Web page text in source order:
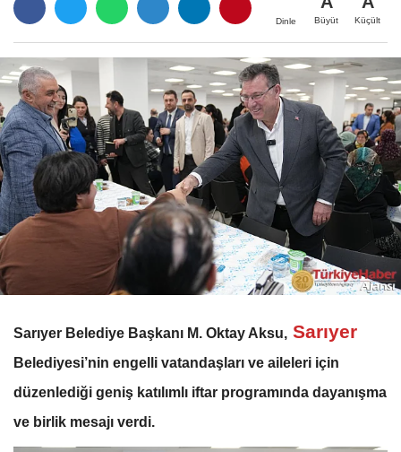
Dinle Büyüt Küçült
Sarıyer Belediye Başkanı M. Oktay Aksu, Sarıyer
Belediyesi’nin engelli vatandaşları ve aileleri için
düzenlediği geniş katılımlı iftar programında dayanışma
ve birlik mesajı verdi.